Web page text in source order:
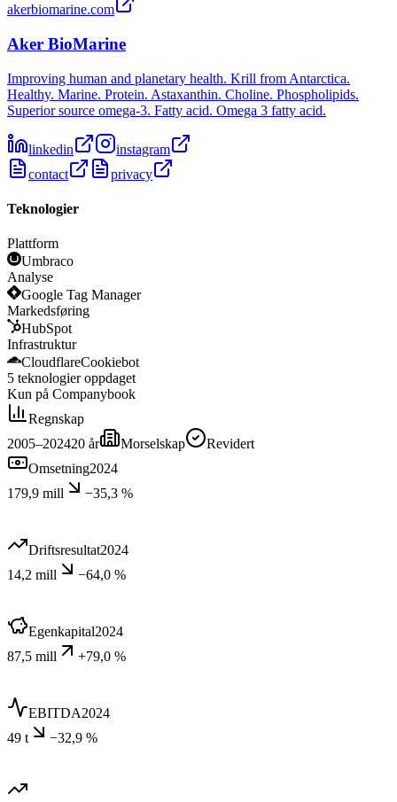
akerbiomarine.com
Aker BioMarine
Improving human and planetary health. Krill from Antarctica.
Healthy. Marine. Protein. Astaxanthin. Choline. Phospholipids.
Superior source omega-3. Fatty acid. Omega 3 fatty acid.
linkedin
instagram
contact
privacy
Teknologier
Plattform
Umbraco
Analyse
Google Tag Manager
Markedsføring
HubSpot
Infrastruktur
CloudflareCookiebot
5 teknologier oppdaget
Kun på Companybook
Regnskap
2005–202420 år Morselskap
Revidert
Omsetning2024
179,9 mill
−35,3 %
Driftsresultat2024
14,2 mill
−64,0 %
Egenkapital2024
87,5 mill
+79,0 %
EBITDA2024
49 t
−32,9 %